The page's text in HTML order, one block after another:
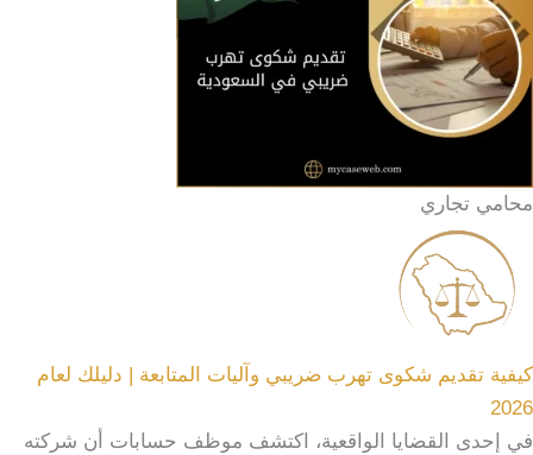
محامي تجاري
كيفية تقديم شكوى تهرب ضريبي وآليات المتابعة | دليلك لعام
2026
في إحدى القضايا الواقعية، اكتشف موظف حسابات أن شركته